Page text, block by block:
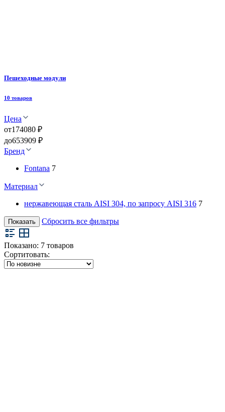
Пешеходные модули
10 товаров
Цена
от174080 ₽
до653909 ₽
Бренд
Fontana 7
Материал
нержавеющая сталь AISI 304, по запросу AISI 316 7
Показать Сбросить все фильтры
Показано: 7 товаров
Сортитовать: